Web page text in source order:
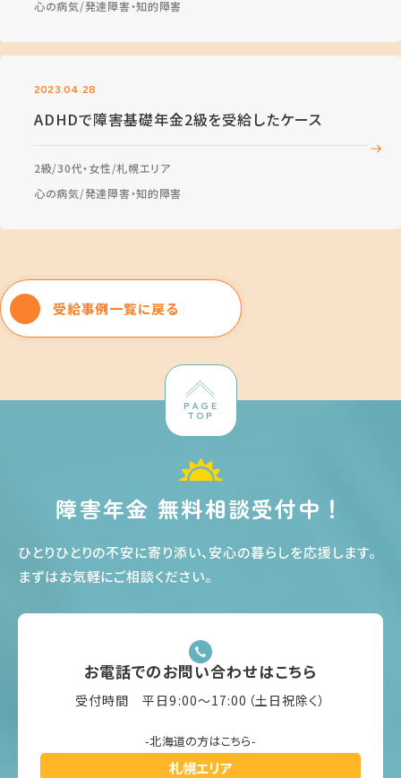
心の病気 発達障害・知的障害
2023.04.28
ADHDで障害基礎年金2級を受給したケース
2級 30代・女性 札幌エリア
心の病気 発達障害・知的障害
受給事例一覧に戻る
PAGE
TOP
障害年金 無料相談受付中！
ひとりひとりの不安に寄り添い、安心の暮らしを応援します。
まずはお気軽にご相談ください。
お電話でのお問い合わせはこちら
受付時間 平日9:00〜17:00（土日祝除く）
-北海道の方はこちら-
札幌エリア